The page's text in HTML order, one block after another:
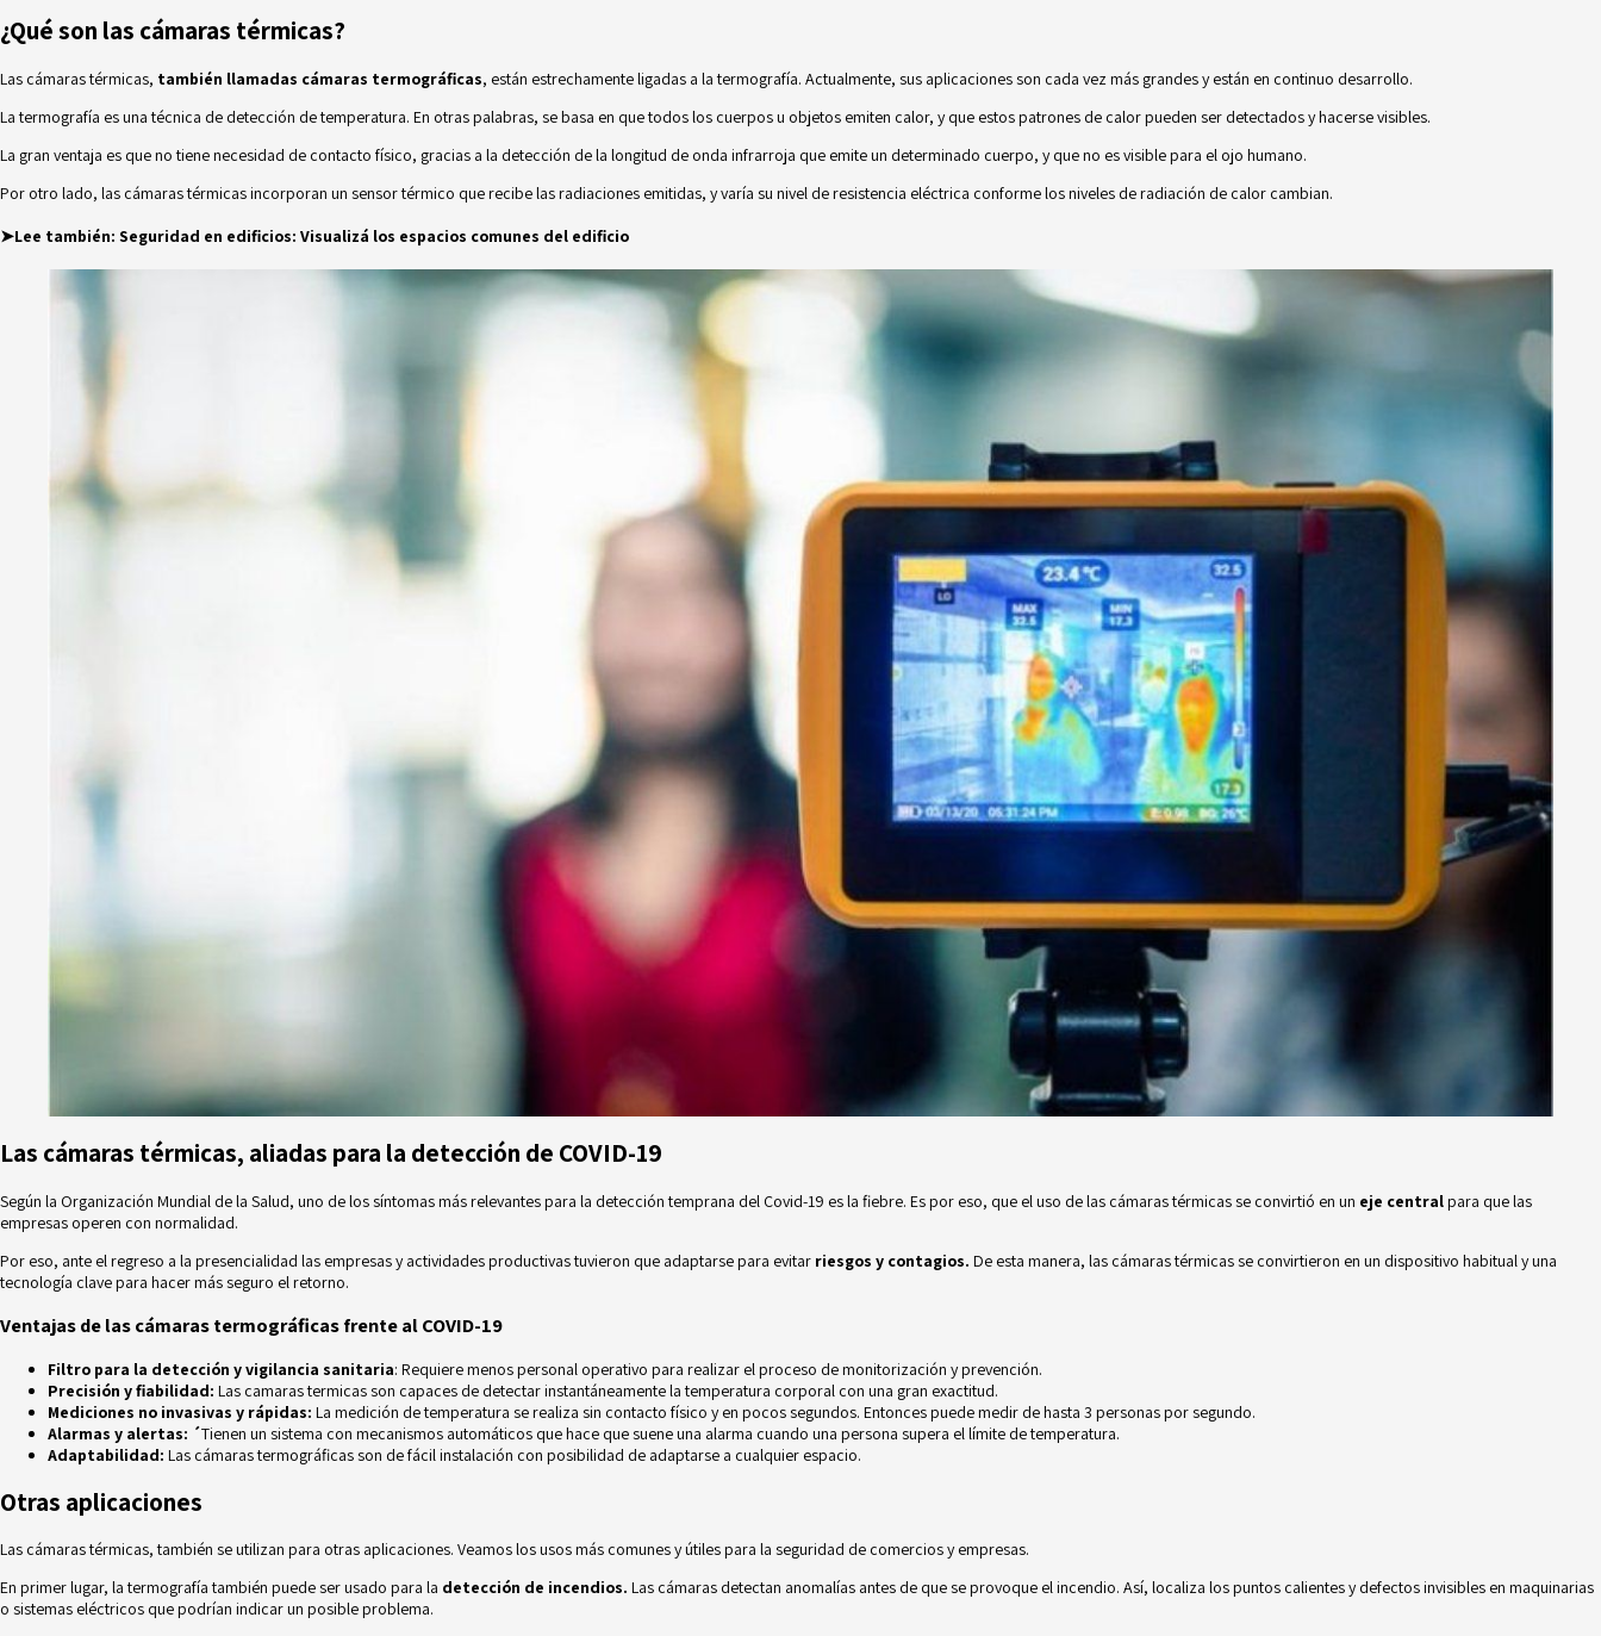
¿Qué son las cámaras térmicas?
Las cámaras térmicas, también llamadas cámaras termográficas, están estrechamente ligadas a la termografía. Actualmente, sus aplicaciones son cada vez más grandes y están en continuo desarrollo.
La termografía es una técnica de detección de temperatura. En otras palabras, se basa en que todos los cuerpos u objetos emiten calor, y que estos patrones de calor pueden ser detectados y hacerse visibles.
La gran ventaja es que no tiene necesidad de contacto físico, gracias a la detección de la longitud de onda infrarroja que emite un determinado cuerpo, y que no es visible para el ojo humano.
Por otro lado, las cámaras térmicas incorporan un sensor térmico que recibe las radiaciones emitidas, y varía su nivel de resistencia eléctrica conforme los niveles de radiación de calor cambian.
➤Lee también: Seguridad en edificios: Visualizá los espacios comunes del edificio
Las cámaras térmicas, aliadas para la detección de COVID-19
Según la Organización Mundial de la Salud, uno de los síntomas más relevantes para la detección temprana del Covid-19 es la fiebre. Es por eso, que el uso de las cámaras térmicas se convirtió en un eje centralpara que las
empresas operen con normalidad.
Por eso, ante el regreso a la presencialidad las empresas y actividades productivas tuvieron que adaptarse para evitar riesgos y contagios. De esta manera, las cámaras térmicas se convirtieron en un dispositivo habitual y una
tecnología clave para hacer más seguro el retorno.
Ventajas de las cámaras termográficas frente al COVID-19
Filtro para la detección y vigilancia sanitaria: Requiere menos personal operativo para realizar el proceso de monitorización y prevención.
Precisión y fiabilidad: Las camaras termicas son capaces de detectar instantáneamente la temperatura corporal con una gran exactitud.
Mediciones no invasivas y rápidas: La medición de temperatura se realiza sin contacto físico y en pocos segundos. Entonces puede medir de hasta 3 personas por segundo.
Alarmas y alertas: ´Tienen un sistema con mecanismos automáticos que hace que suene una alarma cuando una persona supera el límite de temperatura.
Adaptabilidad: Las cámaras termográficas son de fácil instalación con posibilidad de adaptarse a cualquier espacio.
Otras aplicaciones
Las cámaras térmicas, también se utilizan para otras aplicaciones. Veamos los usos más comunes y útiles para la seguridad de comercios y empresas.
En primer lugar, la termografía también puede ser usado para la detección de incendios. Las cámaras detectan anomalías antes de que se provoque elincendio. Así, localiza los puntos calientes y defectos invisibles en maquinarias
o sistemas eléctricos que podrían indicar un posible problema.